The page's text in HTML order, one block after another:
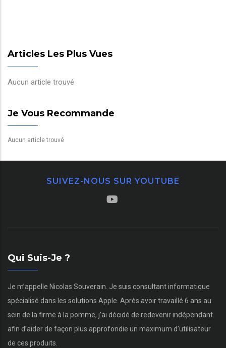
Articles Les Plus Vues
Aucun article trouvé
Je Vous Recommande
Aucun article trouvé
SUIVEZ-NOUS SUR YOUTUBE
Qui Suis-Je ?
Je m’appelle Nicolas Souverain. Je suis consultant informatique
spécialisé dans les solutions Apple. Après avoir travaillé 6 ans au
sein de la firme à la pomme, j’ai décidé de redevenir indépendant
afin d’aider de façon plus approfondie un maximum d’utilisateur
de ces produits.